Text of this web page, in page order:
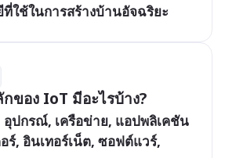
ที่ใช้ในการสร้างบ้านอัจฉริยะ
ของ IoT มีอะไรบ้าง?
อุปกรณ์, เครือข่าย, แอปพลิเคชัน
ร์, อินเทอร์เน็ต, ซอฟต์แวร์,